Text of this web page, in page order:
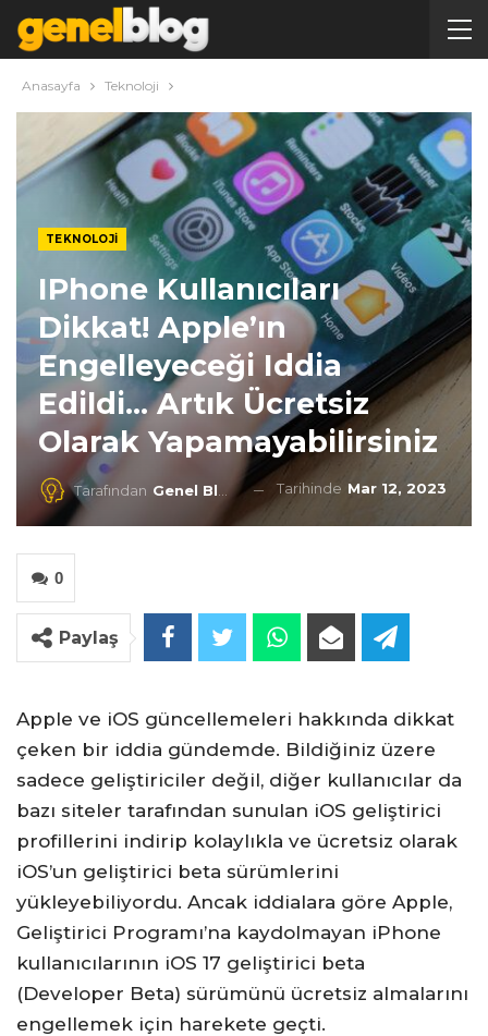
Anasayfa Teknoloji
TEKNOLOJI
IPhone Kullanıcıları
Dikkat! Apple’ın
Engelleyeceği Iddia
Edildi… Artık Ücretsiz
Olarak Yapamayabilirsiniz
Tarafından Genel Blog Tarihinde Mar 12, 2023
0
Paylaş
Apple ve iOS güncellemeleri hakkında dikkat
çeken bir iddia gündemde. Bildiğiniz üzere
sadece geliştiriciler değil, diğer kullanıcılar da
bazı siteler tarafından sunulan iOS geliştirici
profillerini indirip kolaylıkla ve ücretsiz olarak
iOS’un geliştirici beta sürümlerini
yükleyebiliyordu. Ancak iddialara göre Apple,
Geliştirici Programı’na kaydolmayan iPhone
kullanıcılarının iOS 17 geliştirici beta
(Developer Beta) sürümünü ücretsiz almalarını
engellemek için harekete geçti.